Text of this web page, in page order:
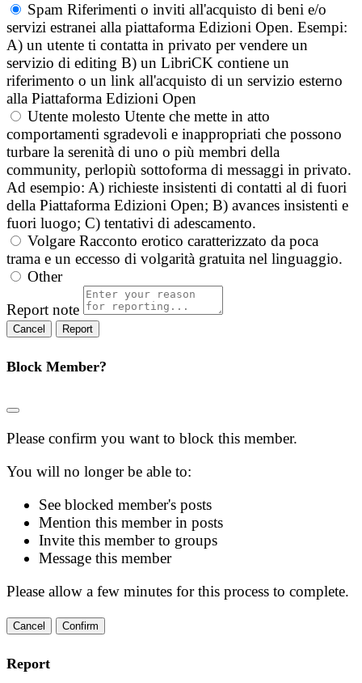
Spam Riferimenti o inviti all'acquisto di beni e/o
servizi estranei alla piattaforma Edizioni Open. Esempi:
A) un utente ti contatta in privato per vendere un
servizio di editing B) un LibriCK contiene un
riferimento o un link all'acquisto di un servizio esterno
alla Piattaforma Edizioni Open
Utente molesto Utente che mette in atto
comportamenti sgradevoli e inappropriati che possono
turbare la serenità di uno o più membri della
community, perlopiù sottoforma di messaggi in privato.
Ad esempio: A) richieste insistenti di contatti al di fuori
della Piattaforma Edizioni Open; B) avances insistenti e
fuori luogo; C) tentativi di adescamento.
Volgare Racconto erotico caratterizzato da poca
trama e un eccesso di volgarità gratuita nel linguaggio.
Other
Report note
Report
Block Member?
Please confirm you want to block this member.
You will no longer be able to:
See blocked member's posts
Mention this member in posts
Invite this member to groups
Message this member
Please allow a few minutes for this process to complete.
Confirm
Report